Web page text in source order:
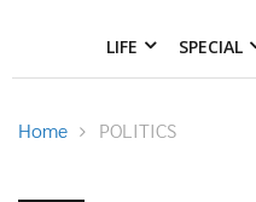
LIFE SPECIAL
Home POLITICS